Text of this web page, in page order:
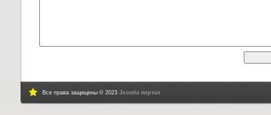
Все права защищены © 2023 Joomla портал